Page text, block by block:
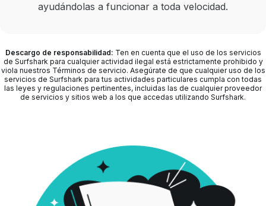
ayudándolas a funcionar a toda velocidad.
Descargo de responsabilidad: Ten en cuenta que el uso de los servicios
de Surfshark para cualquier actividad ilegal está estrictamente prohibido y
viola nuestros Términos de servicio. Asegúrate de que cualquier uso de los
servicios de Surfshark para tus actividades particulares cumpla con todas
las leyes y regulaciones pertinentes, incluidas las de cualquier proveedor
de servicios y sitios web a los que accedas utilizando Surfshark.